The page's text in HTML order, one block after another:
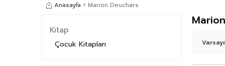
Anasayfa Marion Deuchars
Kitap
Çocuk Kitapları